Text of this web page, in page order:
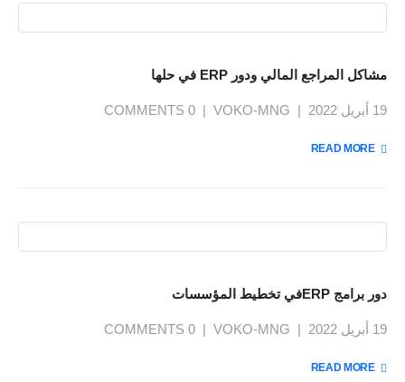
مشاكل المراجع المالي ودور ERP في حلها
19 أبريل 2022 VOKO-MNG
0 COMMENTS
READ MORE +
دور برامج ERPفي تخطيط المؤسسات
19 أبريل 2022 VOKO-MNG
0 COMMENTS
READ MORE +
يمنحك نظام فوكو مميزات تساعدك على إدارة ومراقبة عملك
بتقنية BI , ربط الفروع , نظام صلاحيات محكم , توقع الموازنات